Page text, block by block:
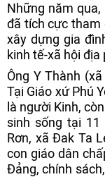
Những năm
đã tích cực tham
xây dựng gia
kinh tế-xã hội địa
Ông Y Thành
Tại Giáo xứ Phú
là người Kinh,
sinh sống tại
Rơn, xã Đak Ta
con giáo dân
Đảng, chính